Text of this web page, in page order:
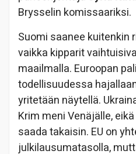
Brysselin komissaariksi.
Suomi saanee kuitenkin
vaikka kipparit
maailmalla. Euroopan
todellisuudessa
yritetään näytellä.
Krim meni Venäjälle,
saada takaisin. EU on
julkilausumatasolla,